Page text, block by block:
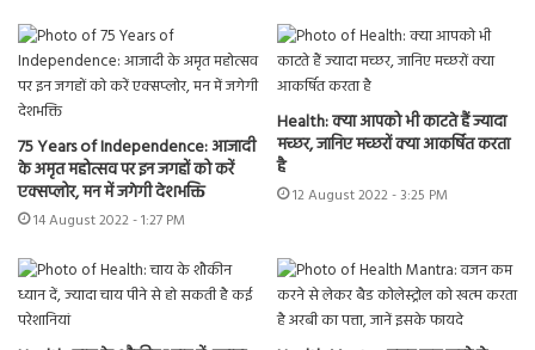
75 Years of Independence: आजादी
के अमृत महोत्सव पर इन जगहों को करें
एक्सप्लोर, मन में जगेगी देशभक्ति
14 August 2022 - 1:27 PM
Health: क्या आपको भी काटते हैं ज्यादा
मच्छर, जानिए मच्छरों क्या आकर्षित करता
है
12 August 2022 - 3:25 PM